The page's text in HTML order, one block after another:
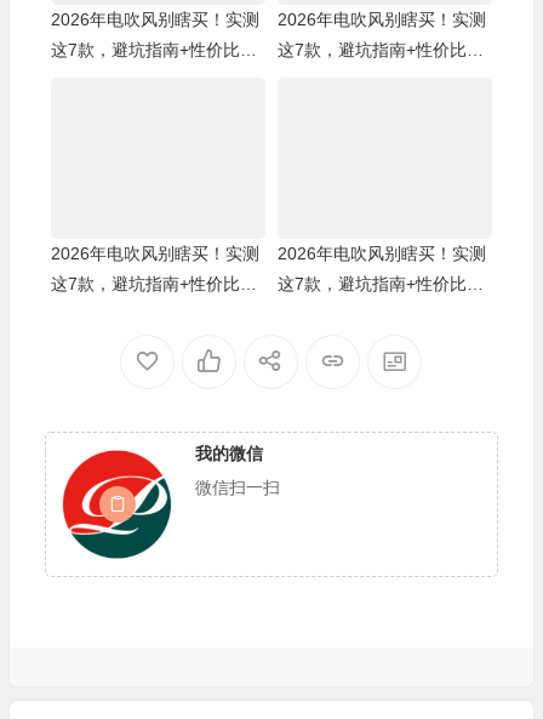
2026年电吹风别瞎买！实测
这7款，避坑指南+性价比王
2026年电吹风别瞎买！实测
这7款，避坑指南+性价比王
2026年电吹风别瞎买！实测
这7款，避坑指南+性价比王
2026年电吹风别瞎买！实测
这7款，避坑指南+性价比王
我的微信
微信扫一扫